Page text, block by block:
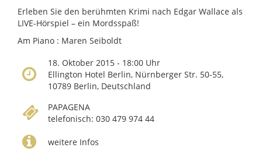
Erleben Sie den berühmten Krimi nach Edgar Wallace als
LIVE-Hörspiel – ein Mordsspaß!
Am Piano : Maren Seiboldt
18. Oktober 2015 - 18:00 Uhr
Ellington Hotel Berlin, Nürnberger Str. 50-55,
10789 Berlin, Deutschland
PAPAGENA
telefonisch: 030 479 974 44
weitere Infos